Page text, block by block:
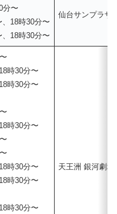
分〜
18時30分〜
18時30分〜
仙台サンプラザ
時30分〜
時30分〜
時30分〜
時30分〜
時30分〜
時30分〜
天王洲 銀河劇場